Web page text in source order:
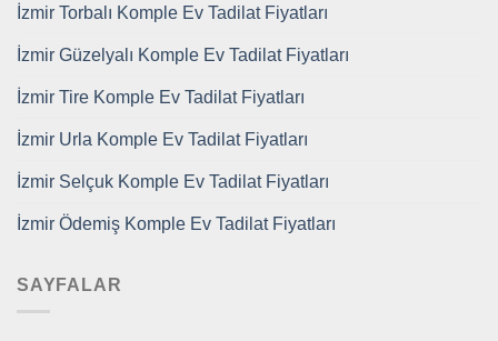
İzmir Torbalı Komple Ev Tadilat Fiyatları
İzmir Güzelyalı Komple Ev Tadilat Fiyatları
İzmir Tire Komple Ev Tadilat Fiyatları
İzmir Urla Komple Ev Tadilat Fiyatları
İzmir Selçuk Komple Ev Tadilat Fiyatları
İzmir Ödemiş Komple Ev Tadilat Fiyatları
SAYFALAR